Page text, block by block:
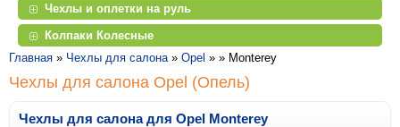
Чехлы и оплетки на руль
Колпаки Колесные
Главная » Чехлы для салона » Opel » » Monterey
Чехлы для салона Opel (Опель)
Чехлы для салона для Opel Monterey